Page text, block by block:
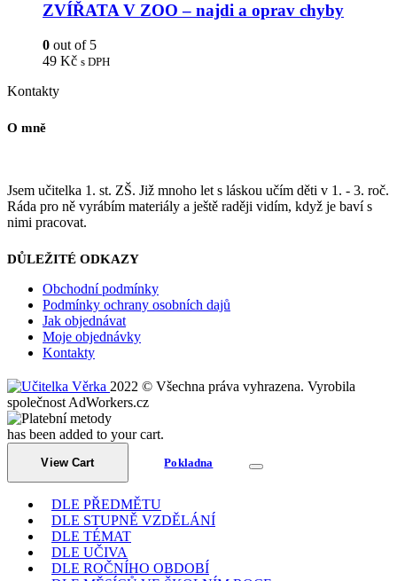
ZVÍŘATA V ZOO – najdi a oprav chyby
0 out of 5
49 Kč s DPH
Kontakty
O mně
Jsem učitelka 1. st. ZŠ. Již mnoho let s láskou učím děti v 1. - 3. roč.
Ráda pro ně vyrábím materiály a ještě raději vidím, když je baví s
nimi pracovat.
DŮLEŽITÉ ODKAZY
Obchodní podmínky
Podmínky ochrany osobních dajů
Jak objednávat
Moje objednávky
Kontakty
2022 © Všechna práva vyhrazena. Vyrobila
společnost AdWorkers.cz
has been added to your cart.
View Cart Pokladna
DLE PŘEDMĚTU
DLE STUPNĚ VZDĚLÁNÍ
DLE TÉMAT
DLE UČIVA
DLE ROČNÍHO OBDOBÍ